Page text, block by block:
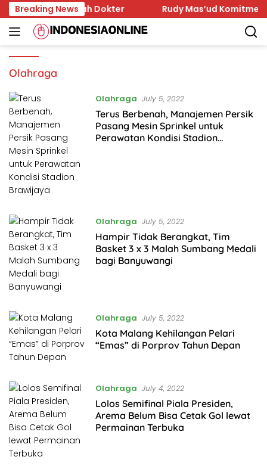
Skip
to
content
Breaking News
Sejumlah Dokter Rudy Mas’ud Komitmen
Olahraga
Olahraga July 5, 2022
Terus Berbenah, Manajemen Persik
Pasang Mesin Sprinkel untuk
Perawatan Kondisi Stadion
Olahraga July 5, 2022
Hampir Tidak Berangkat, Tim
Basket 3 x 3 Malah Sumbang Medali
bagi Banyuwangi
Olahraga July 5, 2022
Kota Malang Kehilangan Pelari
“Emas” di Porprov Tahun Depan
Olahraga July 4, 2022
Lolos Semifinal Piala Presiden,
Arema Belum Bisa Cetak Gol lewat
Permainan Terbuka